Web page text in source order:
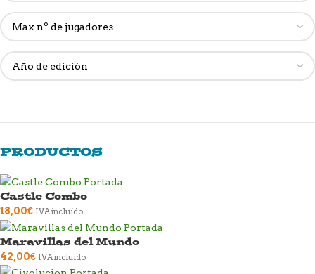
PRODUCTOS
Castle Combo
18,00€ IVA incluido
Maravillas del Mundo
42,00€ IVA incluido